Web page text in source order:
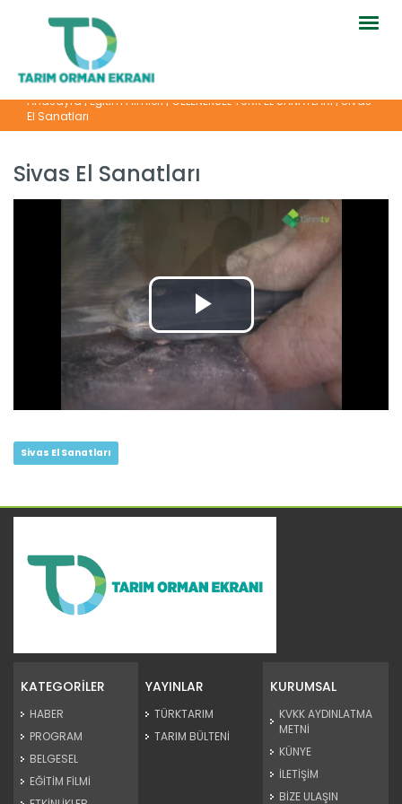
Anasayfa|Eğitim Filmleri|GELENEKSEL TÜRK EL SANATLARI|Sivas
El Sanatları
Sivas El Sanatları
Sivas El Sanatları
KATEGORİLER
HABER
PROGRAM
BELGESEL
EĞİTİM FİLMİ
YAYINLAR
TÜRKTARIM
TARIM BÜLTENİ
KURUMSAL
KVKK AYDINLATMA
METNİ
KÜNYE
İLETİŞİM
BİZE ULAŞIN